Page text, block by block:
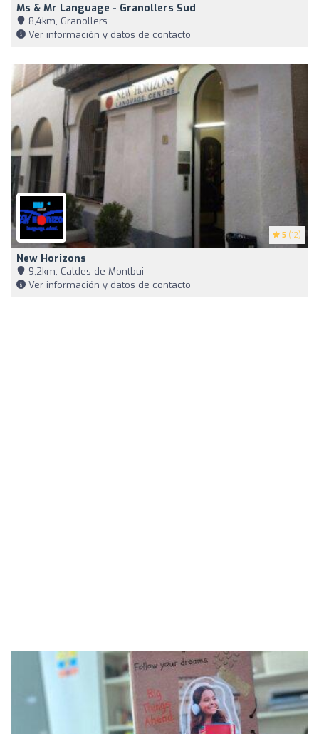
Ms & Mr Language - Granollers Sud
8,4km, Granollers
Ver información y datos de contacto
5 (12)
New Horizons
9,2km, Caldes de Montbui
Ver información y datos de contacto